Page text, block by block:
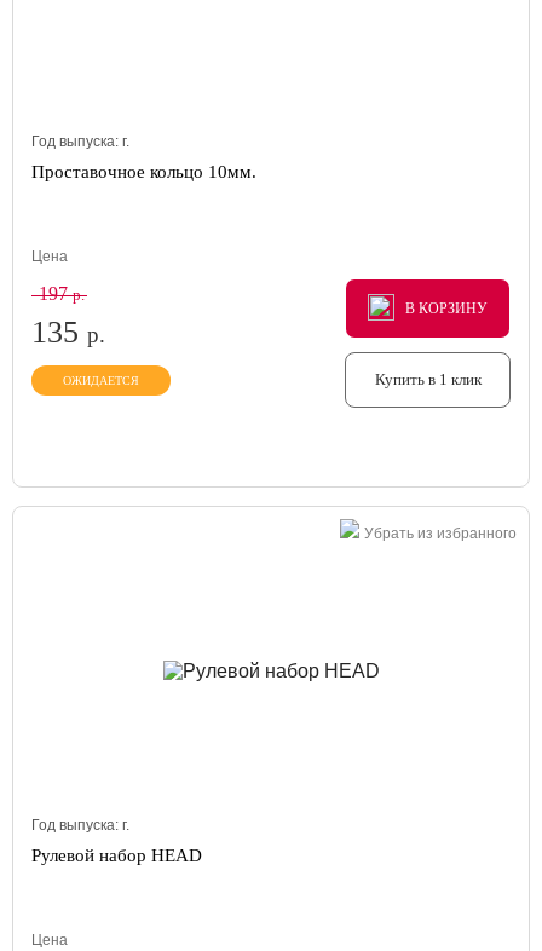
Год выпуска: г.
Проставочное кольцо 10мм.
Цена
197р.
135 р.
ОЖИДАЕТСЯ
В КОРЗИНУ
В КОРЗИНУ
В КОРЗИНУ
Купить в 1 клик
Убрать из избранного
Год выпуска: г.
Рулевой набор HEAD
Цена